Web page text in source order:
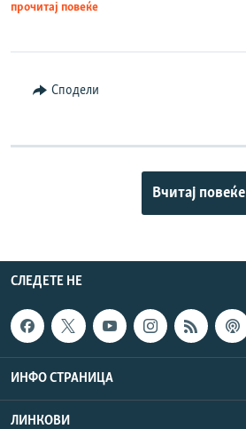
прочитај повеќе
Сподели
Вчитај повеќе
СЛЕДЕТЕ НЕ
ИНФО СТРАНИЦА
ЛИНКОВИ